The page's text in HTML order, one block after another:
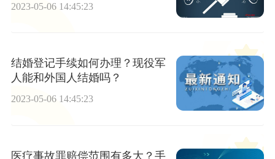
2023-05-06 14:45:23
结婚登记手续如何办理？现役军
人能和外国人结婚吗？
2023-05-06 14:45:23
医疗事故罪赔偿范围有多大？手